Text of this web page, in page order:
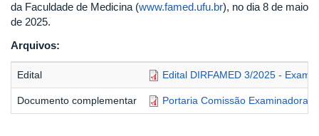
da Faculdade de Medicina (www.famed.ufu.br), no dia 8 de maio
de 2025.
Arquivos:
Edital Edital DIRFAMED 3/2025 -
Documento complementar Portaria Comissão Examinadora